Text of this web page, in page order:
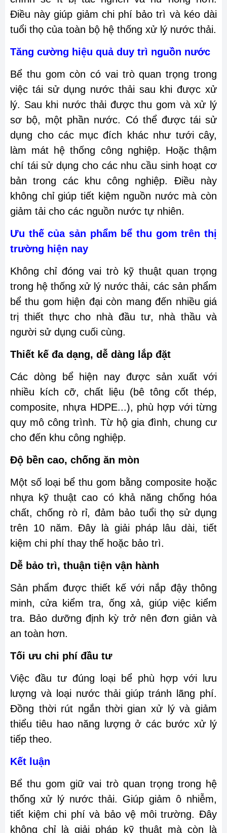
Điều này giúp giảm chi phí bảo trì và kéo dài
tuổi thọ của toàn bộ hệ thống xử lý nước thải.
Tăng cường hiệu quả duy trì nguồn nước
Bể thu gom còn có vai trò quan trọng trong
việc tái sử dụng nước thải sau khi được xử
lý. Sau khi nước thải được thu gom và xử lý
sơ bộ, một phần nước. Có thể được tái sử
dụng cho các mục đích khác như tưới cây,
làm mát hệ thống công nghiệp. Hoặc thậm
chí tái sử dụng cho các nhu cầu sinh hoạt cơ
bản trong các khu công nghiệp. Điều này
không chỉ giúp tiết kiệm nguồn nước mà còn
giảm tải cho các nguồn nước tự nhiên.
Ưu thế của sản phẩm bể thu gom trên thị
trường hiện nay
Không chỉ đóng vai trò kỹ thuật quan trọng
trong hệ thống xử lý nước thải, các sản phẩm
bể thu gom hiện đại còn mang đến nhiều giá
trị thiết thực cho nhà đầu tư, nhà thầu và
người sử dụng cuối cùng.
Thiết kế đa dạng, dễ dàng lắp đặt
Các dòng bể hiện nay được sản xuất với
nhiều kích cỡ, chất liệu (bê tông cốt thép,
composite, nhựa HDPE...), phù hợp với từng
quy mô công trình. Từ hộ gia đình, chung cư
cho đến khu công nghiệp.
Độ bền cao, chống ăn mòn
Một số loại bể thu gom bằng composite hoặc
nhựa kỹ thuật cao có khả năng chống hóa
chất, chống rò rỉ, đảm bảo tuổi thọ sử dụng
trên 10 năm. Đây là giải pháp lâu dài, tiết
kiệm chi phí thay thế hoặc bảo trì.
Dễ bảo trì, thuận tiện vận hành
Sản phẩm được thiết kế với nắp đậy thông
minh, cửa kiểm tra, ống xả, giúp việc kiểm
tra. Bảo dưỡng định kỳ trở nên đơn giản và
an toàn hơn.
Tối ưu chi phí đầu tư
Việc đầu tư đúng loại bể phù hợp với lưu
lượng và loại nước thải giúp tránh lãng phí.
Đồng thời rút ngắn thời gian xử lý và giảm
thiểu tiêu hao năng lượng ở các bước xử lý
tiếp theo.
Kết luận
Bể thu gom giữ vai trò quan trọng trong hệ
thống xử lý nước thải. Giúp giảm ô nhiễm,
tiết kiệm chi phí và bảo vệ môi trường. Đây
không chỉ là giải pháp kỹ thuật mà còn là